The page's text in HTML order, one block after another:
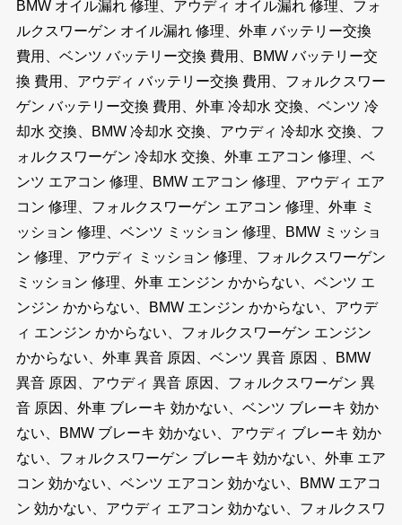
BMW オイル漏れ 修理、アウディ オイル漏れ 修理、フォ
ルクスワーゲン オイル漏れ 修理、外車 バッテリー交換
費用、ベンツ バッテリー交換 費用、BMW バッテリー交
換 費用、アウディ バッテリー交換 費用、フォルクスワー
ゲン バッテリー交換 費用、外車 冷却水 交換、ベンツ 冷
却水 交換、BMW 冷却水 交換、アウディ 冷却水 交換、フ
ォルクスワーゲン 冷却水 交換、外車 エアコン 修理、ベ
ンツ エアコン 修理、BMW エアコン 修理、アウディ エア
コン 修理、フォルクスワーゲン エアコン 修理、外車 ミ
ッション 修理、ベンツ ミッション 修理、BMW ミッショ
ン 修理、アウディ ミッション 修理、フォルクスワーゲン
ミッション 修理、外車 エンジン かからない、ベンツ エ
ンジン かからない、BMW エンジン かからない、アウデ
ィ エンジン かからない、フォルクスワーゲン エンジン
かからない、外車 異音 原因、ベンツ 異音 原因 、BMW
異音 原因、アウディ 異音 原因、フォルクスワーゲン 異
音 原因、外車 ブレーキ 効かない、ベンツ ブレーキ 効か
ない、BMW ブレーキ 効かない、アウディ ブレーキ 効か
ない、フォルクスワーゲン ブレーキ 効かない、外車 エア
コン 効かない、ベンツ エアコン 効かない、BMW エアコ
ン 効かない、アウディ エアコン 効かない、フォルクスワ